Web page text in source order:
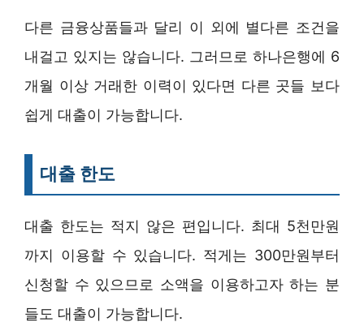
다른 금융상품들과 달리 이 외에 별다른 조건을
내걸고 있지는 않습니다. 그러므로 하나은행에 6
개월 이상 거래한 이력이 있다면 다른 곳들 보다
쉽게 대출이 가능합니다.
대출 한도
대출 한도는 적지 않은 편입니다. 최대 5천만원
까지 이용할 수 있습니다. 적게는 300만원부터
신청할 수 있으므로 소액을 이용하고자 하는 분
들도 대출이 가능합니다.